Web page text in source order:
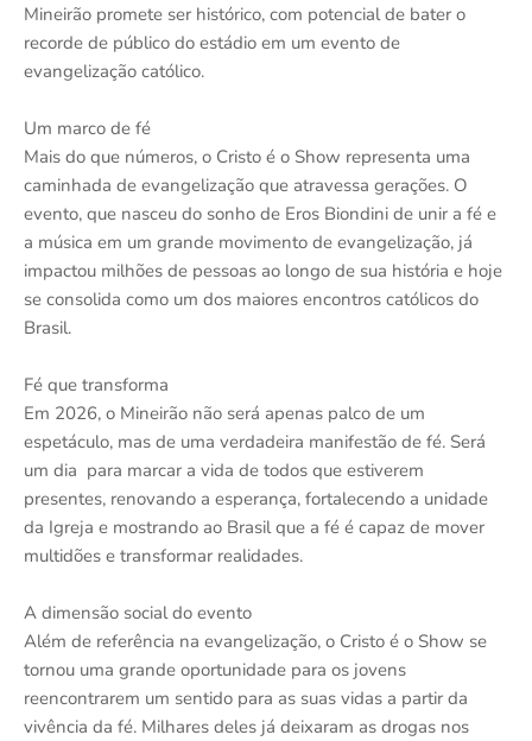
Mineirão promete ser histórico, com potencial de bater o
recorde de público do estádio em um evento de
evangelização católico.
Um marco de fé
Mais do que números, o Cristo é o Show representa uma
caminhada de evangelização que atravessa gerações. O
evento, que nasceu do sonho de Eros Biondini de unir a fé e
a música em um grande movimento de evangelização, já
impactou milhões de pessoas ao longo de sua história e hoje
se consolida como um dos maiores encontros católicos do
Brasil.
Fé que transforma
Em 2026, o Mineirão não será apenas palco de um
espetáculo, mas de uma verdadeira manifestão de fé. Será
um dia para marcar a vida de todos que estiverem
presentes, renovando a esperança, fortalecendo a unidade
da Igreja e mostrando ao Brasil que a fé é capaz de mover
multidões e transformar realidades.
A dimensão social do evento
Além de referência na evangelização, o Cristo é o Show se
tornou uma grande oportunidade para os jovens
reencontrarem um sentido para as suas vidas a partir da
vivência da fé. Milhares deles já deixaram as drogas nos